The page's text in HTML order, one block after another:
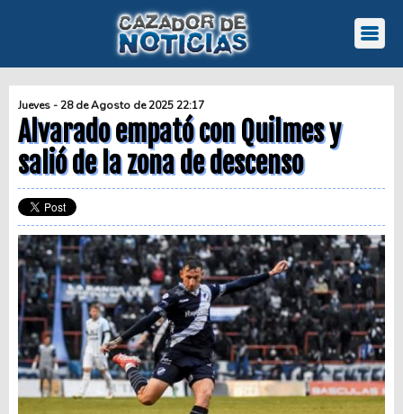
Jueves - 28 de Agosto de 2025 22:17
Alvarado empató con Quilmes y
salió de la zona de descenso